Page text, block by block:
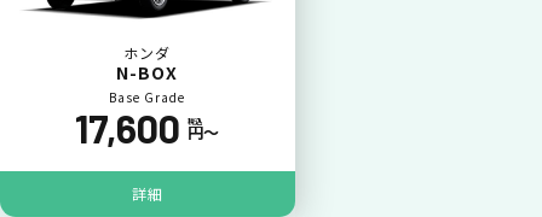
普段のお買い物同様、お車の月々利用料をカ
ード払いが可能です。
ホンダ
N-BOX
Base Grade
17,600 税込
円〜
詳細